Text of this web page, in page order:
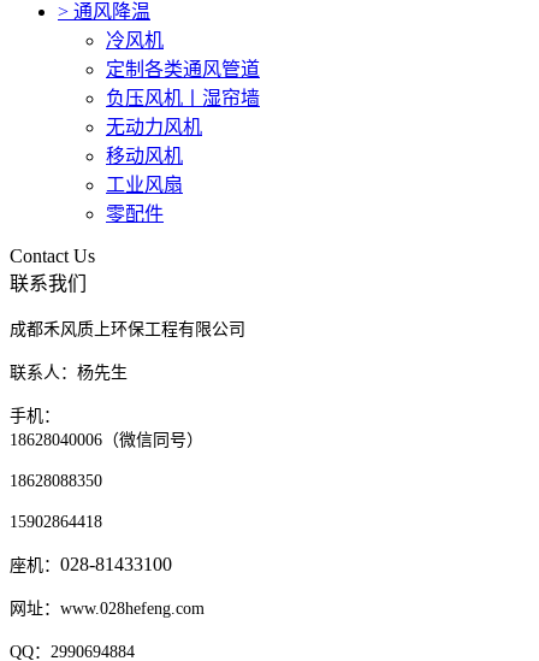
> 通风降温
冷风机
定制各类通风管道
负压风机〡湿帘墙
无动力风机
移动风机
工业风扇
零配件
Contact Us
联系我们
成都禾风质上环保工程有限公司
联系人：杨先生
手机：
18628040006（微信同号）
18628088350
15902864418
座机： 028-81433100
网址：www.028hefeng.com
QQ：2990694884